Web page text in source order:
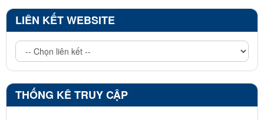
LIÊN KẾT WEBSITE
THỐNG KÊ TRUY CẬP